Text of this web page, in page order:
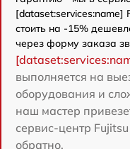
[dataset:services:name]
стоить на -15%
через форму заказа
выполняется на
оборудования и
наш мастер
сервис-центр
обратно.